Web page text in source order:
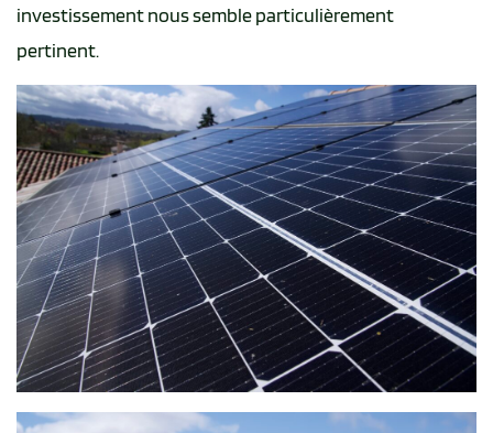
investissement nous semble particulièrement
pertinent.